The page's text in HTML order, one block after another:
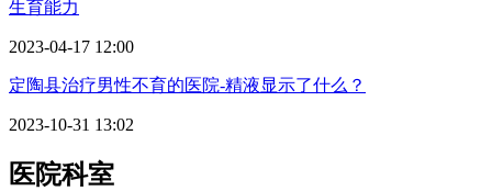
生育能力
2023-04-17 12:00
定陶县治疗男性不育的医院-精液显示了什么？
2023-10-31 13:02
医院科室